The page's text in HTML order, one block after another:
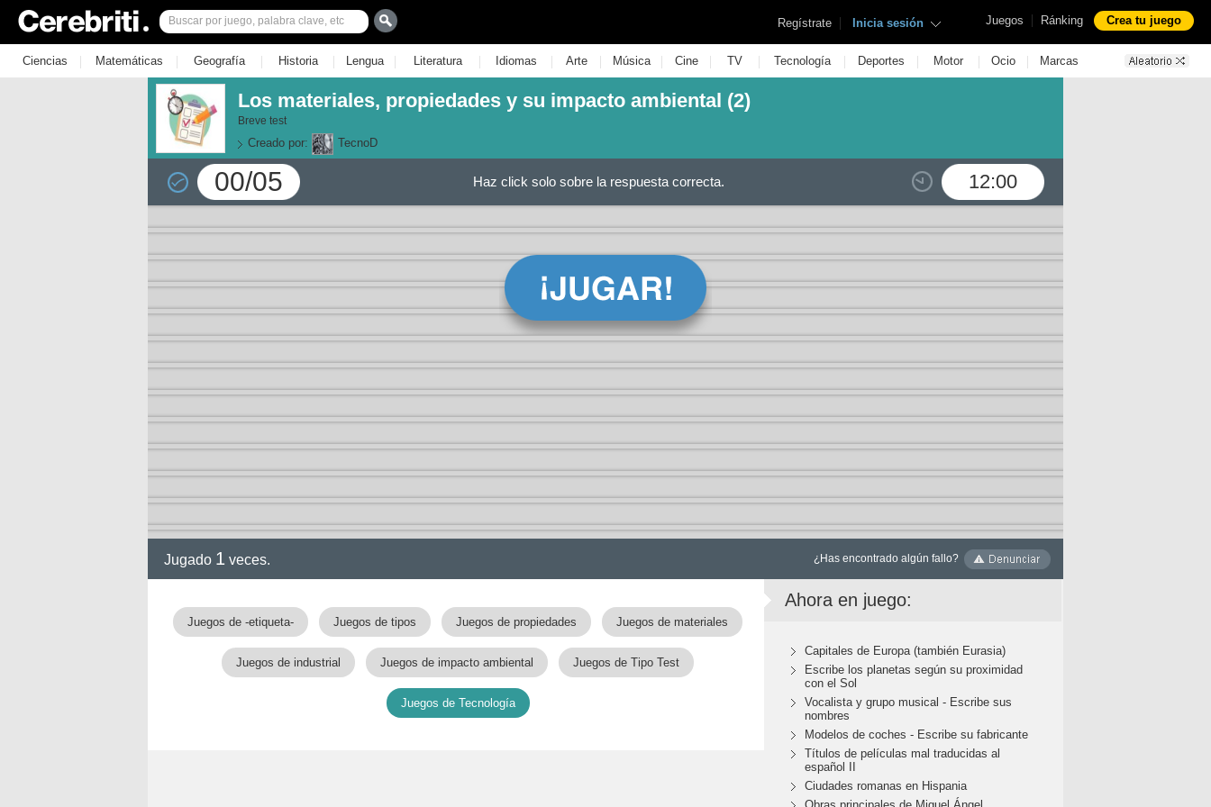
Juegos | Ránking Crea tu juego
Regístrate | Inicia sesión
Ciencias | Matemáticas | Geografía | Historia | Lengua | Literatura | Idiomas | Arte | Música | Cine | TV | Tecnología | Deportes | Motor | Ocio | Marcas
Los materiales, propiedades y su impacto ambiental (2)
Breve test
Creado por: TecnoD
00/05 12:00
Haz click solo sobre la respuesta correcta.
Jugado 1 veces. ¿Has encontrado algún fallo?
Juegos de -etiqueta- Juegos de tipos Juegos de propiedades Juegos de materiales
Juegos de industrial Juegos de impacto ambiental Juegos de Tipo Test
Juegos de Tecnología
Ahora en juego:
Capitales de Europa (también Eurasia)
Escribe los planetas según su proximidad
con el Sol
Vocalista y grupo musical - Escribe sus
nombres
Modelos de coches - Escribe su fabricante
Títulos de películas mal traducidas al
español II
Ciudades romanas en Hispania